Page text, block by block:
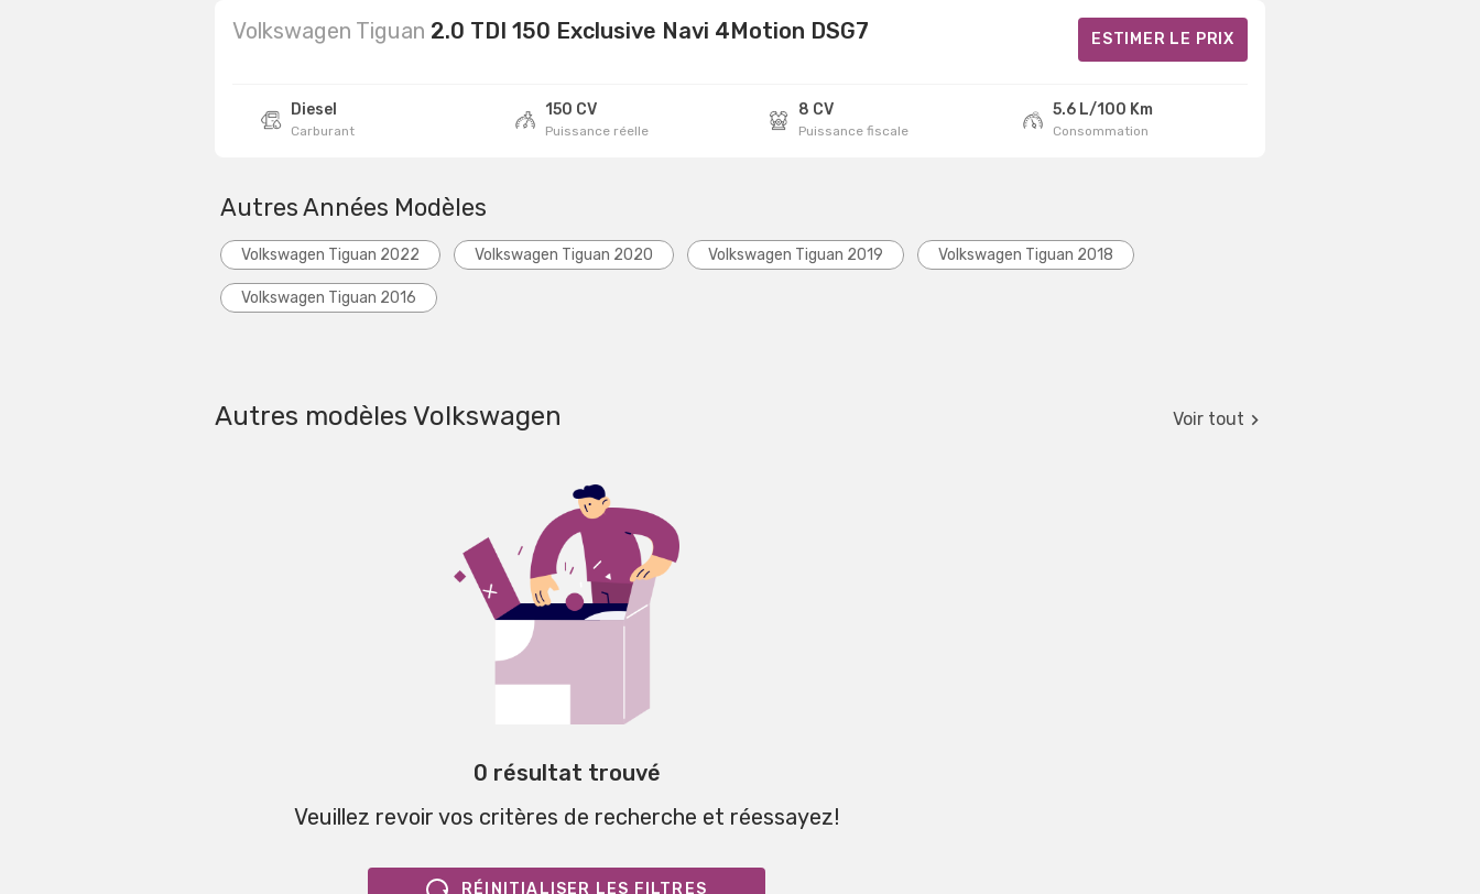
Volkswagen Tiguan 2.0 TDI 150 Exclusive Navi 4Motion DSG7 ESTIMER LE PRIX
Diesel
Carburant
150 CV
Puissance réelle
8 CV
Puissance fiscale
5.6 L/100 Km
Consommation
Autres Années Modèles
Volkswagen Tiguan 2022 Volkswagen Tiguan 2020 Volkswagen Tiguan 2019 Volkswagen Tiguan 2018
Volkswagen Tiguan 2016
Autres modèles Volkswagen Voir tout
0 résultat trouvé
Veuillez revoir vos critères de recherche et réessayez!
RÉINITIALISER LES FILTRES